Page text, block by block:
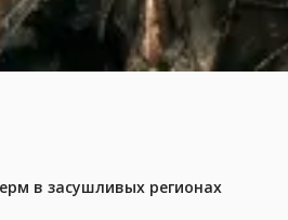
в засушливых регионах